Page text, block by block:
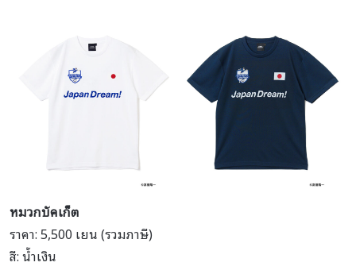
หมวกบัคเก็ต
ราคา: 5,500 เยน (รวมภาษี)
สี: น้ำเงิน